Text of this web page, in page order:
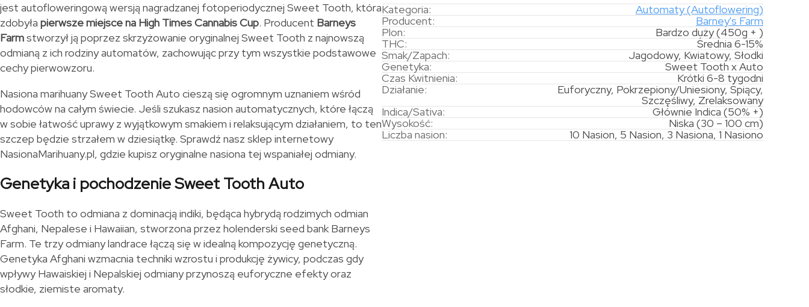
Kategoria:
Automaty (Autoflowering)
Producent:
Barney's Farm
Plon:
Bardzo duży (450g + )
THC:
Średnia 6-15%
Smak/Zapach:
Jagodowy, Kwiatowy, Słodki
Genetyka:
Sweet Tooth x Auto
Czas Kwitnienia:
Krótki 6-8 tygodni
Działanie:
Euforyczny, Pokrzepiony/Uniesiony, Śpiący,
Szczęśliwy, Zrelaksowany
Indica/Sativa:
Głównie Indica (50% +)
Wysokość:
Niska (30 – 100 cm)
Liczba nasion:
10 Nasion, 5 Nasion, 3 Nasiona, 1 Nasiono
jest autofloweringową wersją nagradzanej fotoperiodycznej Sweet Tooth, która
zdobyła pierwsze miejsce na High Times Cannabis Cup. Producent Barneys
Farmstworzył ją poprzez skrzyżowanie oryginalnej Sweet Tooth z najnowszą
odmianą z ich rodziny automatów, zachowując przy tym wszystkie podstawowe
cechy pierwowzoru.
Nasiona marihuany Sweet Tooth Auto cieszą się ogromnym uznaniem wśród
hodowców na całym świecie. Jeśli szukasz nasion automatycznych, które łączą
w sobie łatwość uprawy z wyjątkowym smakiem i relaksującym działaniem, to ten
szczep będzie strzałem w dziesiątkę. Sprawdź nasz sklep internetowy
NasionaMarihuany.pl, gdzie kupisz oryginalne nasiona tej wspaniałej odmiany.
Genetyka i pochodzenie Sweet Tooth Auto
Sweet Tooth to odmiana z dominacją indiki, będąca hybrydą rodzimych odmian
Afghani, Nepalese i Hawaiian, stworzona przez holenderski seed bank Barneys
Farm. Te trzy odmiany landrace łączą się w idealną kompozycję genetyczną.
Genetyka Afghani wzmacnia techniki wzrostu i produkcję żywicy, podczas gdy
wpływy Hawaiskiej i Nepalskiej odmiany przynoszą euforyczne efekty oraz
słodkie, ziemiste aromaty.